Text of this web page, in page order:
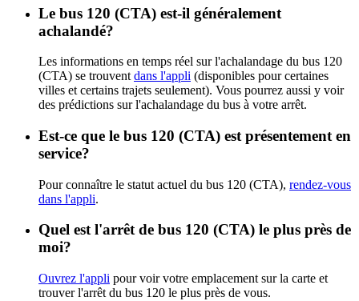
Le bus 120 (CTA) est-il généralement
achalandé?
Les informations en temps réel sur l'achalandage du bus 120
(CTA) se trouvent dans l'appli (disponibles pour certaines
villes et certains trajets seulement). Vous pourrez aussi y voir
des prédictions sur l'achalandage du bus à votre arrêt.
Est-ce que le bus 120 (CTA) est présentement en
service?
Pour connaître le statut actuel du bus 120 (CTA), rendez-vous
dans l'appli.
Quel est l'arrêt de bus 120 (CTA) le plus près de
moi?
Ouvrez l'appli pour voir votre emplacement sur la carte et
trouver l'arrêt du bus 120 le plus près de vous.